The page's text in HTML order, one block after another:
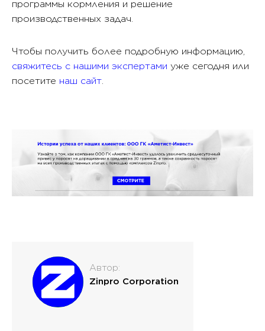
программы кормления и решение
производственных задач.
Чтобы получить более подробную информацию,
свяжитесь с нашими экспертами уже сегодня или
посетите наш сайт.
Автор:
Zinpro Corporation